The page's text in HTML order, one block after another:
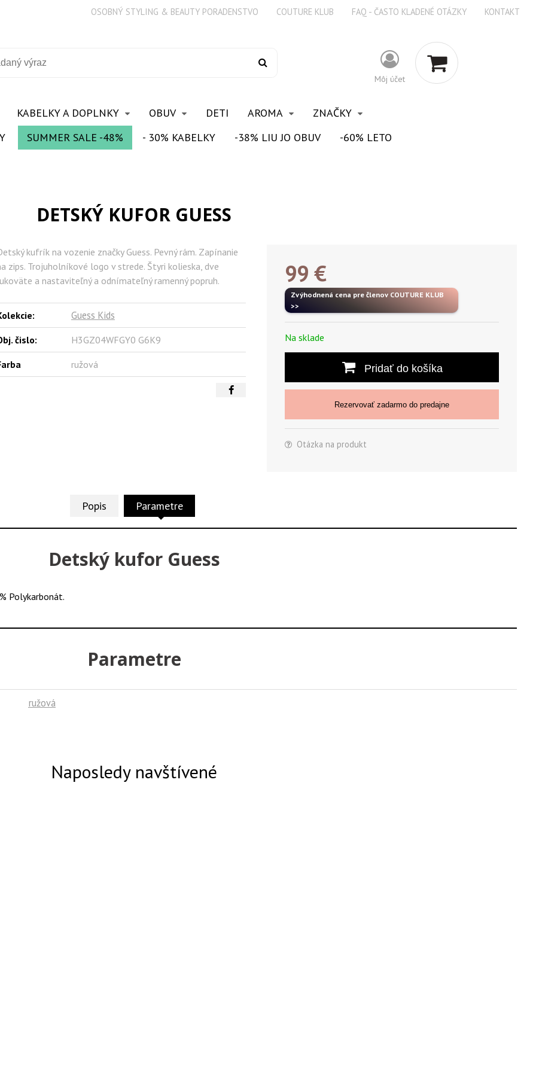
OSOBNÝ STYLING & BEAUTY PORADENSTVO COUTURE KLUB FAQ - ČASTO KLADENÉ OTÁZKY KONTAKT
Môj účet
KABELKY A DOPLNKY OBUV DETI AROMA
ZNAČKY
SUMMER SALE -48% - 30% KABELKY -38% LIU JO OBUV -60% LETO
DETSKÝ KUFOR GUESS
99 €
Zvýhodnená cena pre členov COUTURE KLUB
>>
Na sklade
Pridať do košíka
Rezervovať zadarmo do predajne
Otázka na produkt
kufrík na vozenie značky Guess. Pevný rám. Zapínanie
zips. Trojuholníkové logo v strede. Štyri kolieska, dve
a nastaviteľný a odnímateľný ramenný popruh.
Guess Kids
čislo: H3GZ04WFGY0 G6K9
ružová
Popis Parametre
Detský kufor Guess
Polykarbonát.
Parametre
ružová
Naposledy navštívené